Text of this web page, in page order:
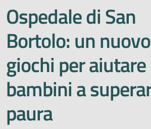
Ospedale di San
Bortolo: un
giochi per aiutare
bambini a
paura